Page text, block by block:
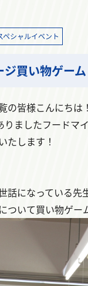
ペシャルイベント
買い物ゲーム
の皆様こんにちは！
ましたフードマ
たします！
話になっている先
ついて買い物ゲ